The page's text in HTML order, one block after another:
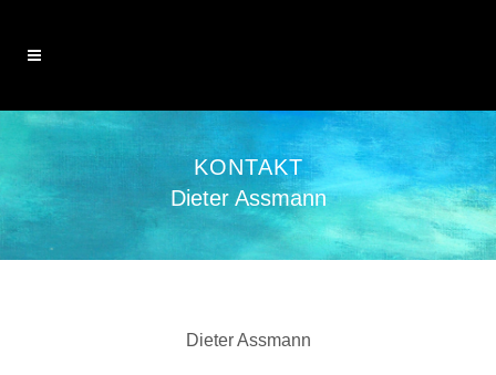
KONTAKT
Dieter Assmann
Dieter Assmann